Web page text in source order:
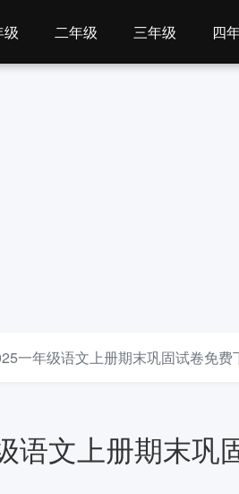
级 二年级 三年级 四
一年级语文上册期末巩固试卷免费
文上册期末巩